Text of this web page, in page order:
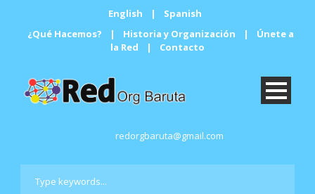
English |
Spanish
¿Qué Hacemos?
| Historia y Organización |
Únete a
la Red
| Contacto
redorgbaruta@gmail.com